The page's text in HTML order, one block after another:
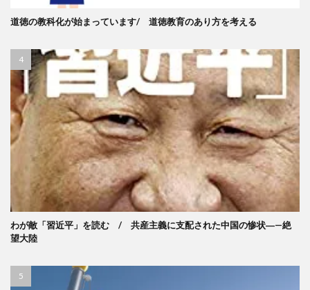
道徳の教科化が始まっています/ 道徳教育のあり方を考える
わが敵「習近平」を読む / 共産主義に支配された中国の惨状―—絶
望大陸